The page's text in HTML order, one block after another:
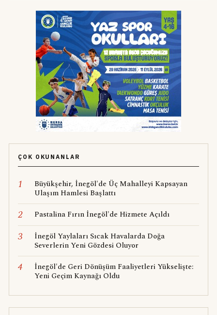
ÇOK OKUNANLAR
1
Büyükşehir, İnegöl'de Üç Mahalleyi Kapsayan
Ulaşım Hamlesi Başlattı
2 Pastalina Fırın İnegöl'de Hizmete Açıldı
3
İnegöl Yaylaları Sıcak Havalarda Doğa
Severlerin Yeni Gözdesi Oluyor
4
İnegöl'de Geri Dönüşüm Faaliyetleri Yükselişte:
Yeni Geçim Kaynağı Oldu